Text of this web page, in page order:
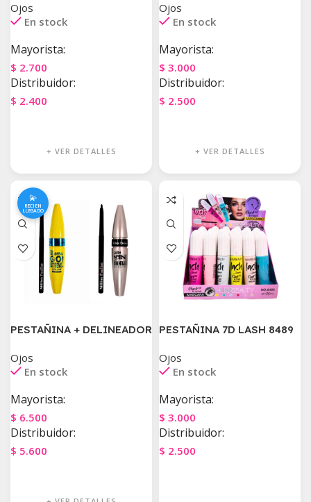
Ojos
En stock
Mayorista:
$ 2.700
Distribuidor:
$ 2.400
+ VER DETALLES
Ojos
En stock
Mayorista:
$ 3.000
Distribuidor:
$ 2.500
+ VER DETALLES
💫
RECIEN
LLEGADO
PESTAÑINA + DELINEADOR
Ojos
En stock
Mayorista:
$ 6.500
Distribuidor:
$ 5.600
PESTAÑINA 7D LASH 8489
Ojos
En stock
Mayorista:
$ 3.000
Distribuidor:
$ 2.500